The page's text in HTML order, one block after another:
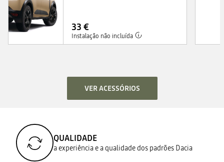
33 €
Instalação não incluída
VER ACESSÓRIOS
QUALIDADE
a experiência e a qualidade dos padrões Dacia